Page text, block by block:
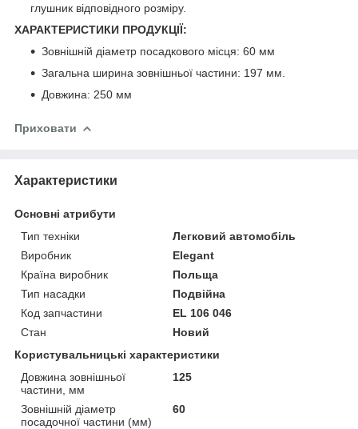
глушник відповідного розміру.
ХАРАКТЕРИСТИКИ ПРОДУКЦІЇ:
Зовнішній діаметр посадкового місця: 60 мм
Загальна ширина зовнішньої частини: 197 мм.
Довжина: 250 мм
Приховати
Характеристики
Основні атрибути
Тип техніки
Легковий автомобіль
Виробник
Elegant
Країна виробник
Польща
Тип насадки
Подвійна
Код запчастини
EL 106 046
Стан
Новий
Користувальницькі характеристики
Довжина зовнішньої
частини, мм
125
Зовнішній діаметр
посадочної частини (мм)
60